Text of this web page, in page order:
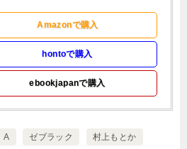
Amazonで購入
hontoで購入
ebookjapanで購入
A ゼブラック 村上もとか